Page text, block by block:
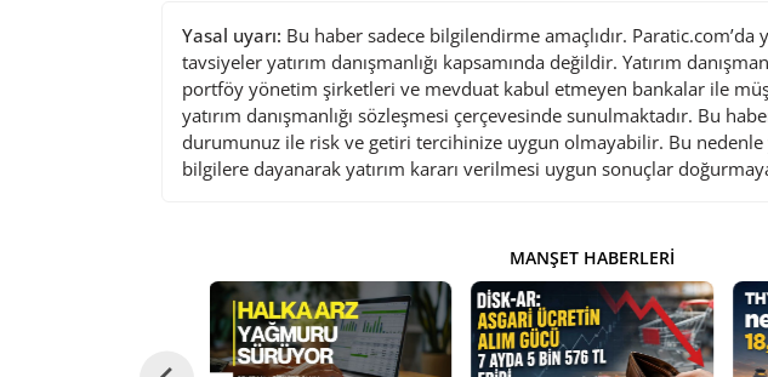
Yasal uyarı: Bu haber sadece bilgilendirme amaçlıdır.
tavsiyeler yatırım danışmanlığı kapsamında değildir. Yatırım
portföy yönetim şirketleri ve mevduat kabul etmeyen bankalar ile
yatırım danışmanlığı sözleşmesi çerçevesinde sunulmaktadır. Bu
durumunuz ile risk ve getiri tercihinize uygun olmayabilir. Bu nedenle
bilgilere dayanarak yatırım kararı verilmesi uygun sonuçlar
MANŞET HABERLERI